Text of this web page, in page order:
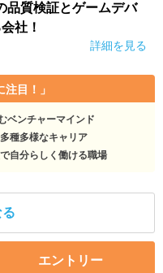
品質検証とゲームデバ
社！
詳細を見る
注目！」
ベンチャーマインド
種多様なキャリア
自分らしく働ける職場
エントリー